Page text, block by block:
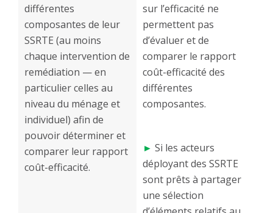
différentes
composantes de leur
SSRTE (au moins
chaque intervention de
remédiation — en
particulier celles au
niveau du ménage et
individuel) afin de
pouvoir déterminer et
comparer leur rapport
coût-efficacité.
sur l’efficacité ne
permettent pas
d’évaluer et de
comparer le rapport
coût-efficacité des
différentes
composantes.
► Si les acteurs
déployant des SSRTE
sont prêts à partager
une sélection